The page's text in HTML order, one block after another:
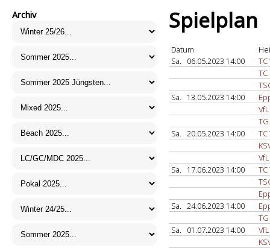
Archiv Spielplan
Datum
Sa.
06.05.2023 14:00
Sa.
13.05.2023 14:00
Sa. 20.05.2023 14:00
Sa.
17.06.2023 14:00
Sa. 24.06.2023 14:00
Sa.
01.07.2023 14:00